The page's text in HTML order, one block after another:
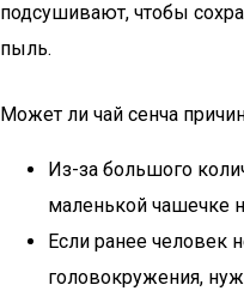
подсушивают, чтобы
пыль.
Может ли чай сенча
Из-за большого
маленькой чашечке
Если ранее человек
головокружения,